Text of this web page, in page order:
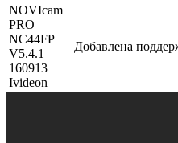
NOVIcam
PRO
NC44FP
V5.4.1
160913
Ivideon
Добавлена